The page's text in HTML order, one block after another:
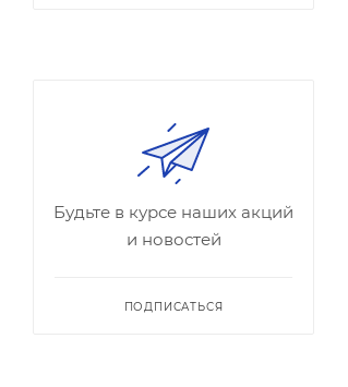
Будьте в курсе наших акций
и новостей
ПОДПИСАТЬСЯ